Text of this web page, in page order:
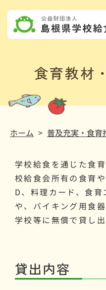
食育教材
ホーム > 普及充実・食育
学校給食を通じた食
校給食会所有の食育
D、料理カード、食
や、バイキング用食
学校等に無償で貸し出
貸出内容